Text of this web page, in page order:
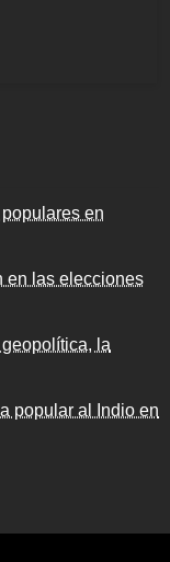
en
en las elecciones
geopolítica, la
popular al Indio en